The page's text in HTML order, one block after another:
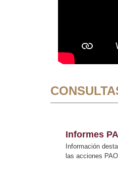
Informes
Información
las acciones